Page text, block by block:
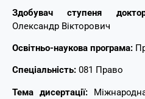
Здобувач ступеня
Олександр Вікторович
Освітньо-наукова програма:
Спеціальність: 081 Право
Тема дисертації: